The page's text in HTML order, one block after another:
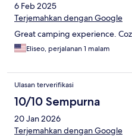
6 Feb 2025
Terjemahkan dengan Google
Great camping experience.
Eliseo, perjalanan 1 malam
Ulasan terverifikasi
10/10 Sempurna
20 Jan 2026
Terjemahkan dengan Google